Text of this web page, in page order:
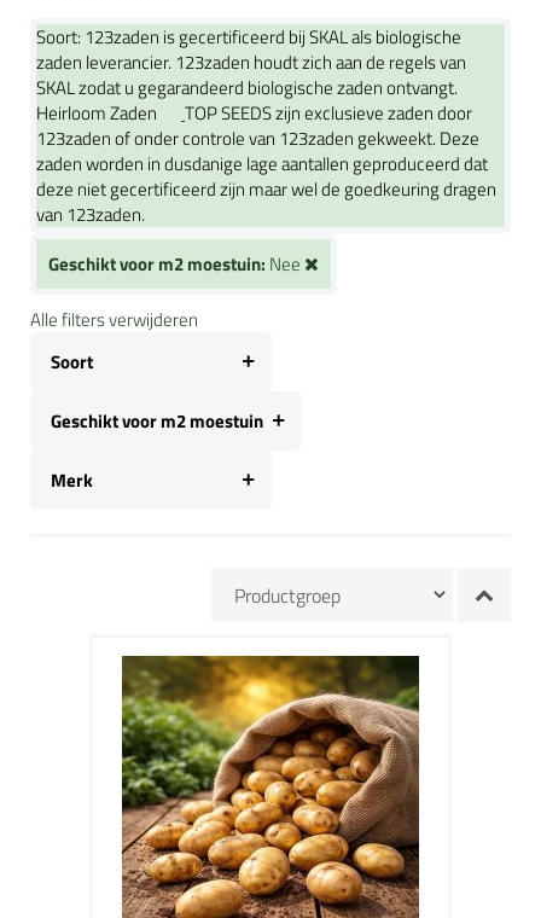
Soort: 123zaden is gecertificeerd bij SKAL als biologische
zaden leverancier. 123zaden houdt zich aan de regels van
SKAL zodat u gegarandeerd biologische zaden ontvangt.
Heirloom Zaden
TOP SEEDS zijn exclusieve zaden door
123zaden of onder controle van 123zaden gekweekt. Deze
zaden worden in dusdanige lage aantallen geproduceerd dat
deze niet gecertificeerd zijn maar wel de goedkeuring dragen
van 123zaden.
Geschikt voor m2 moestuin: Nee
Alle filters verwijderen
Soort
Geschikt voor m2 moestuin
Merk